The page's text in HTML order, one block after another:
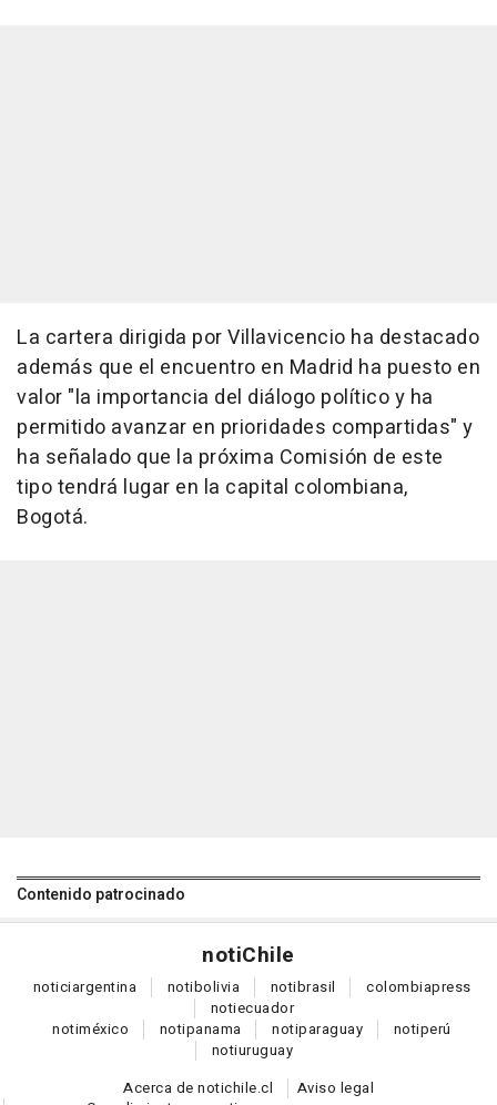
La cartera dirigida por Villavicencio ha destacado
además que el encuentro en Madrid ha puesto en
valor "la importancia del diálogo político y ha
permitido avanzar en prioridades compartidas" y
ha señalado que la próxima Comisión de este
tipo tendrá lugar en la capital colombiana,
Bogotá.
Contenido patrocinado
notiChile
noticiargentina notibolivia notibrasil colombiapress
notiecuador
notiméxico notipanama notiparaguay notiperú
notiuruguay
Acerca de notichile.cl
Aviso legal